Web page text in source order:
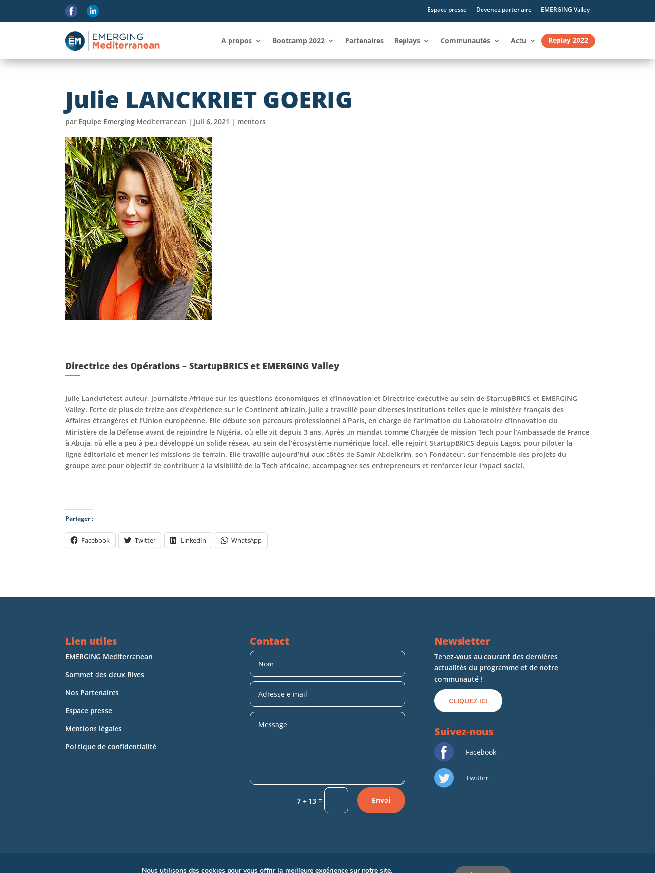
Espace presse Devenez partenaire EMERGING Valley
A propos Bootcamp 2022 Partenaires Replays Communautés Actu Replay 2022
Julie LANCKRIET GOERIG
par Equipe Emerging Mediterranean | Juil 6, 2021 | mentors
Directrice des Opérations – StartupBRICS et EMERGING Valley
Julie Lanckrietest auteur, journaliste Afrique sur les questions économiques et d’innovation et Directrice exécutive au sein de StartupBRICS et EMERGING
Valley. Forte de plus de treize ans d’expérience sur le Continent africain, Julie a travaillé pour diverses institutions telles que le ministère français des
Affaires étrangères et l’Union européenne. Elle débute son parcours professionnel à Paris, en charge de l’animation du Laboratoire d’innovation du
Ministère de la Défense avant de rejoindre le Nigéria, où elle vit depuis 3 ans. Après un mandat comme Chargée de mission Tech pour l’Ambassade de France
à Abuja, où elle a peu à peu développé un solide réseau au sein de l’écosystème numérique local, elle rejoint StartupBRICS depuis Lagos, pour piloter la
ligne éditoriale et mener les missions de terrain. Elle travaille aujourd’hui aux côtés de Samir Abdelkrim, son Fondateur, sur l’ensemble des projets du
groupe avec pour objectif de contribuer à la visibilité de la Tech africaine, accompagner ses entrepreneurs et renforcer leur impact social.
Partager :
Facebook Twitter LinkedIn WhatsApp
Lien utiles
EMERGING Mediterranean
Sommet des deux Rives
Nos Partenaires
Espace presse
Mentions légales
Politique de confidentialité
Contact
7 + 13 = Envoi
Newsletter
Tenez-vous au courant des dernières
actualités du programme et de notre
communauté !
CLIQUEZ-ICI
Suivez-nous
Facebook
Twitter
Nous utilisons des cookies pour vous offrir la meilleure expérience sur notre site.